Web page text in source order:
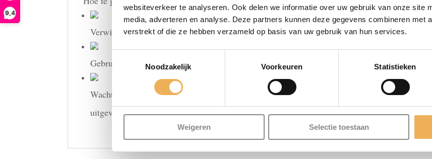
websiteverkeer te analyseren. Ook delen we informatie over uw gebruik van onze site
media, adverteren en analyse. Deze partners kunnen deze gegevens combineren met
verstrekt of die ze hebben verzameld op basis van uw gebruik van hun services.
Noodzakelijk
Voorkeuren Statistieken
Weigeren Selectie toestaan
9,4
Verwijder vuil en stof van het oppervlak voor een betere hechting en resultaat.
Gebruik de pen in een reeks stippen in de lengterichting, waarbij u de houtnerf volgt.
Wacht een paar seconden en veeg overtollige verf af met een zachte doek. Eenmaal droog,
uitgevoerd, vernissen, waxen, enz. Sluit de dop na gebruik goed af.